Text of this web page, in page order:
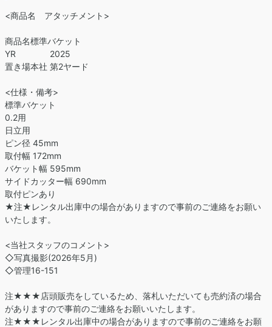
<商品名 アタッチメント>
商品名標準バケット
YR 2025
置き場本社 第2ヤード
<仕様・備考>
標準バケット
0.2用
日立用
ピン径 45mm
取付幅 172mm
バケット幅 595mm
サイドカッター幅 690mm
取付ピンあり
★注★レンタル出庫中の場合がありますので事前のご連絡をお願い
いたします。
<当社スタッフのコメント>
◇写真撮影(2026年5月)
◇管理16-151
注★★★店頭販売をしているため、落札いただいても売約済の場合
がありますので事前のご連絡をお願いいたします。
注★★★レンタル出庫中の場合がありますので事前のご連絡をお願